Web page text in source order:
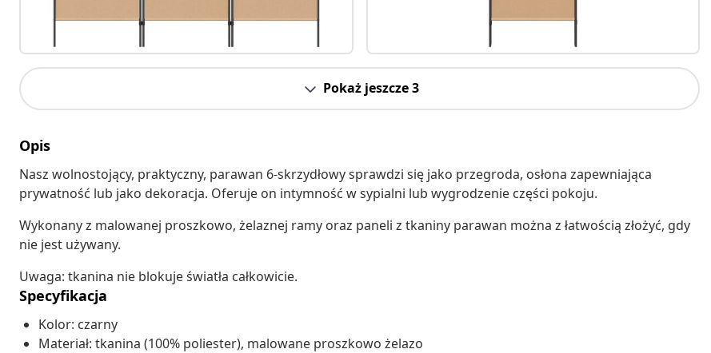
Pokaż jeszcze 3
Opis
Nasz wolnostojący, praktyczny, parawan 6-skrzydłowy sprawdzi się jako przegroda, osłona zapewniająca
prywatność lub jako dekoracja. Oferuje on intymność w sypialni lub wygrodzenie części pokoju.
Wykonany z malowanej proszkowo, żelaznej ramy oraz paneli z tkaniny parawan można z łatwością złożyć, gdy
nie jest używany.
Uwaga: tkanina nie blokuje światła całkowicie.
Specyfikacja
Kolor: czarny
Materiał: tkanina (100% poliester), malowane proszkowo żelazo